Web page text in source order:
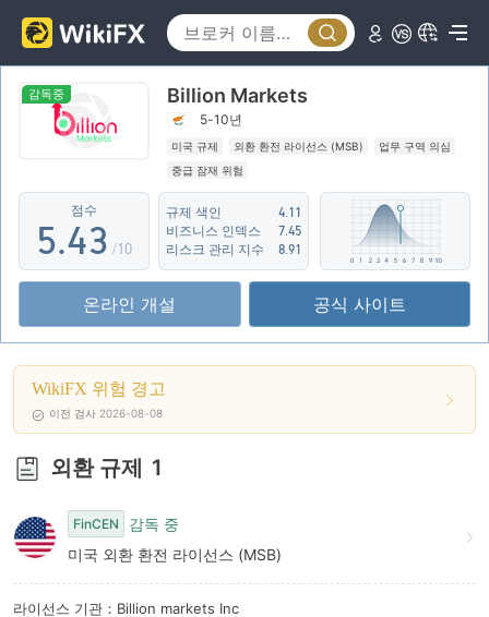
감독중 Billion Markets
5-10년
미국 규제 외환 환전 라이선스 (MSB)
업무 구역 의심
중급 잠재 위험
점수
0
1
2
4
5
6
7
8
9
.
0
1
2
3
4
5
6
7
8
9
0
1
2
3
4
5
6
7
8
9
/10
규제 색인
4.11
비즈니스 인덱스
7.45
리스크 관리 지수
8.91
온라인 개설 공식 사이트
WikiFX 위험 경고
이전 검사 2026-08-08
외환 규제 1
FinCEN
감독 중
미국 외환 환전 라이선스 (MSB)
라이선스 기관：Billion markets Inc